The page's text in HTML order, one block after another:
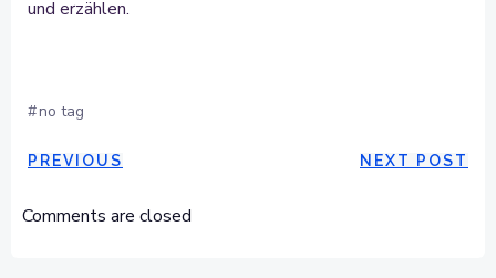
und erzählen.
#no tag
POST
NAVIGATION
PREVIOUS
POSTNEXT POST
Comments are closed